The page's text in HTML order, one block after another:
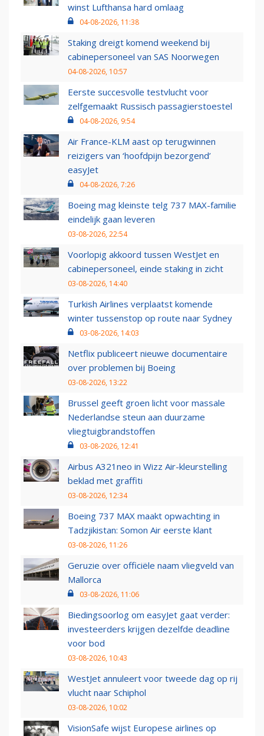
winst Lufthansa hard omlaag
04-08-2026, 11:38
Staking dreigt komend weekend bij
cabinepersoneel van SAS Noorwegen
04-08-2026, 10:57
Eerste succesvolle testvlucht voor
zelfgemaakt Russisch passagierstoestel
04-08-2026, 9:54
Air France-KLM aast op terugwinnen
reizigers van ‘hoofdpijn bezorgend’
easyJet
04-08-2026, 7:26
Boeing mag kleinste telg 737 MAX-familie
eindelijk gaan leveren
03-08-2026, 22:54
Voorlopig akkoord tussen WestJet en
cabinepersoneel, einde staking in zicht
03-08-2026, 14:40
Turkish Airlines verplaatst komende
winter tussenstop op route naar Sydney
03-08-2026, 14:03
Netflix publiceert nieuwe documentaire
over problemen bij Boeing
03-08-2026, 13:22
Brussel geeft groen licht voor massale
Nederlandse steun aan duurzame
vliegtuigbrandstoffen
03-08-2026, 12:41
Airbus A321neo in Wizz Air-kleurstelling
beklad met graffiti
03-08-2026, 12:34
Boeing 737 MAX maakt opwachting in
Tadzjikistan: Somon Air eerste klant
03-08-2026, 11:26
Geruzie over officiële naam vliegveld van
Mallorca
03-08-2026, 11:06
Biedingsoorlog om easyJet gaat verder:
investeerders krijgen dezelfde deadline
voor bod
03-08-2026, 10:43
WestJet annuleert voor tweede dag op rij
vlucht naar Schiphol
03-08-2026, 10:02
VisionSafe wijst Europese airlines op